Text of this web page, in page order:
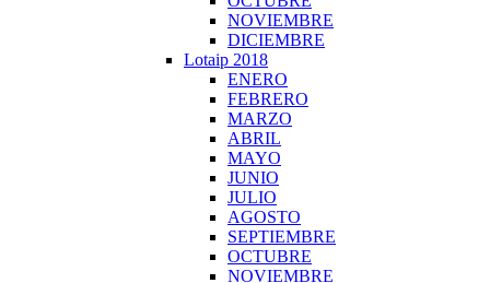
NOVIEMBRE
DICIEMBRE
Lotaip 2018
ENERO
FEBRERO
MARZO
ABRIL
MAYO
JUNIO
JULIO
AGOSTO
SEPTIEMBRE
OCTUBRE
NOVIEMBRE